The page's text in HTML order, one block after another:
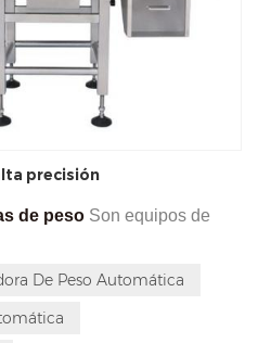
precisión
de peso Son equipos de
sensores de alta
del producto en tiempo real y
De Peso Automática